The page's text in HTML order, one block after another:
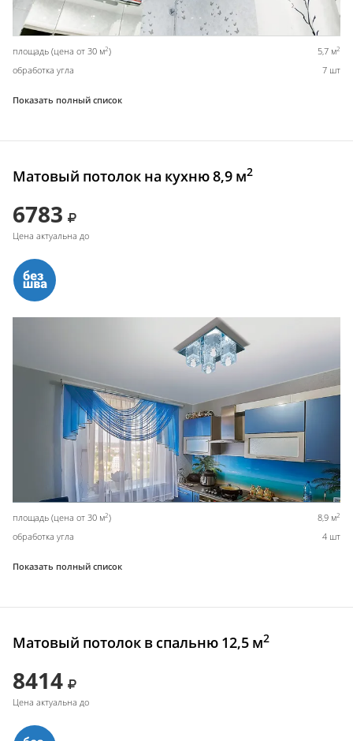
площадь (цена от 30 м2) 5,7 м2
обработка угла 7 шт
Показать полный список
Матовый потолок на кухню 8,9 м2
6783
Цена актуальна до
площадь (цена от 30 м2) 8,9 м2
обработка угла 4 шт
Показать полный список
Матовый потолок в спальню 12,5 м2
8414
Цена актуальна до